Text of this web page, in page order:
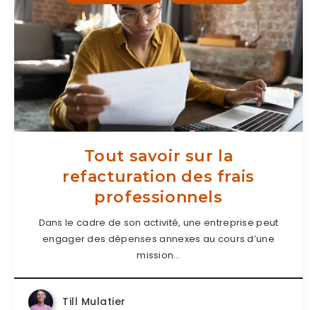
Tout savoir sur la
refacturation des frais
professionnels
Dans le cadre de son activité, une entreprise peut
engager des dépenses annexes au cours d’une
mission…
Till Mulatier